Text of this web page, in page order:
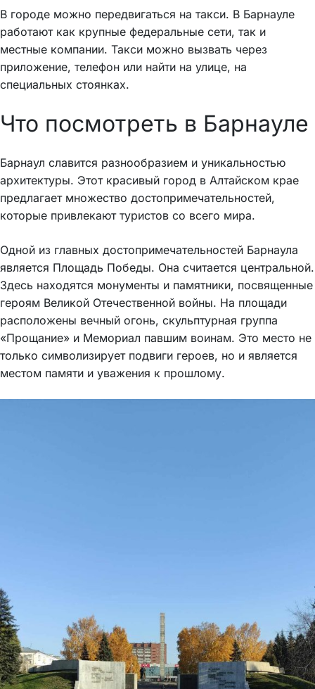
В городе можно передвигаться на такси. В Барнауле
работают как крупные федеральные сети, так и
местные компании. Такси можно вызвать через
приложение, телефон или найти на улице, на
специальных стоянках.
Что посмотреть в Барнауле
Барнаул славится разнообразием и уникальностью
архитектуры. Этот красивый город в Алтайском крае
предлагает множество достопримечательностей,
которые привлекают туристов со всего мира.
Одной из главных достопримечательностей Барнаула
является Площадь Победы. Она считается центральной.
Здесь находятся монументы и памятники, посвященные
героям Великой Отечественной войны. На площади
расположены вечный огонь, скульптурная группа
«Прощание» и Мемориал павшим воинам. Это место не
только символизирует подвиги героев, но и является
местом памяти и уважения к прошлому.